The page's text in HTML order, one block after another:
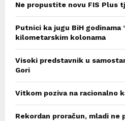
Ne propustite novu FIS Plus
Putnici ka jugu BiH godinama
kilometarskim kolonama
Visoki predstavnik u
Gori
Vitkom poziva na racionalno
Rekordan proračun, mladi ne